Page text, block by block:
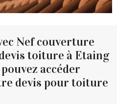
Nef couverture
toiture à Etaing
accéder
devis pour toiture